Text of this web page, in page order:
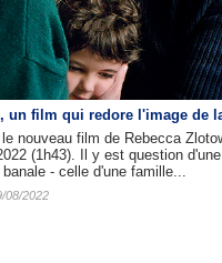
un film qui redore l'image de
nouveau film de Rebecca
(1h43). Il y est question
- celle d'une famille...
08/2022